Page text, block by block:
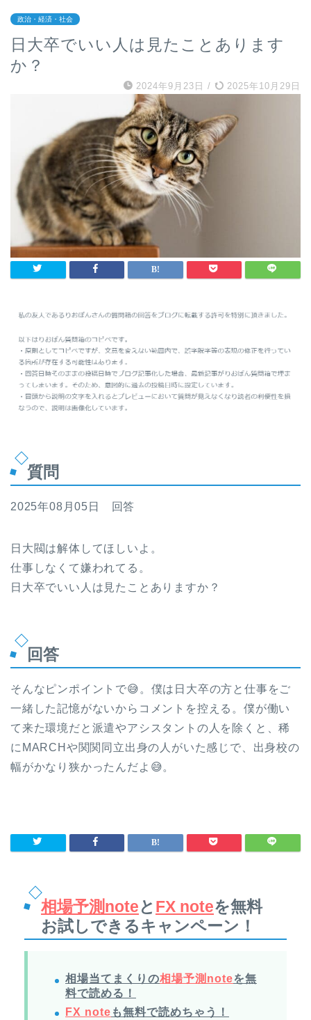
政治・経済・社会
日大卒でいい人は見たことあります
か？
2024年9月23日 / 2025年10月29日
質問
2025年08月05日 回答
日大閥は解体してほしいよ。
仕事しなくて嫌われてる。
日大卒でいい人は見たことありますか？
回答
そんなピンポイントで😅。僕は日大卒の方と仕事をご
一緒した記憶がないからコメントを控える。僕が働い
て来た環境だと派遣やアシスタントの人を除くと、稀
にMARCHや関関同立出身の人がいた感じで、出身校の
幅がかなり狭かったんだよ😅。
相場予測noteとFX noteを無料
お試しできるキャンペーン！
相場当てまくりの相場予測noteを無
料で読める！
FX note も無料で読めちゃう！